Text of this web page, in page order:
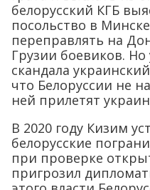
белорусский КГБ
посольство в
переправлять на
Грузии боевиков. Но
скандала
что Белоруссии не
ней прилетят
В 2020 году Кизим
белорусские
при проверке
пригрозил